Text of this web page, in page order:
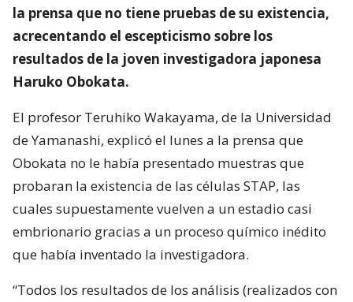
la prensa que no tiene pruebas de su existencia,
acrecentando el escepticismo sobre los
resultados de la joven investigadora japonesa
Haruko Obokata.
El profesor Teruhiko Wakayama, de la Universidad
de Yamanashi, explicó el lunes a la prensa que
Obokata no le había presentado muestras que
probaran la existencia de las células STAP, las
cuales supuestamente vuelven a un estadio casi
embrionario gracias a un proceso químico inédito
que había inventado la investigadora.
“Todos los resultados de los análisis (realizados con